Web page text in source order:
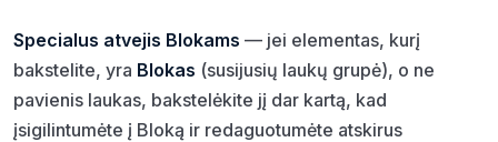
Specialus atvejis Blokams — jei elementas, kurį
bakstelite, yra Blokas (susijusių laukų grupė), o ne
pavienis laukas, bakstelėkite jį dar kartą, kad
įsigilintumėte į Bloką ir redaguotumėte atskirus